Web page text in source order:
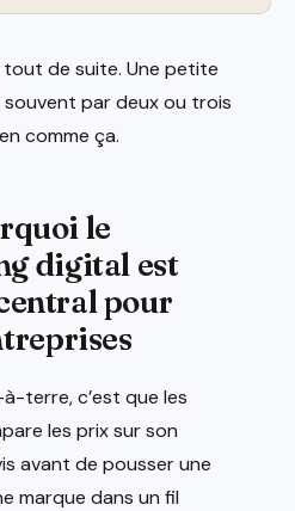
de suite. Une petite
par deux ou trois
comme ça.
le
digital est
pour
terre, c’est que les
les prix sur son
avant de pousser une
marque dans un fil